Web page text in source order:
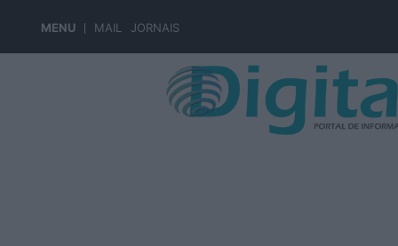
MENU MAIL JORNAIS